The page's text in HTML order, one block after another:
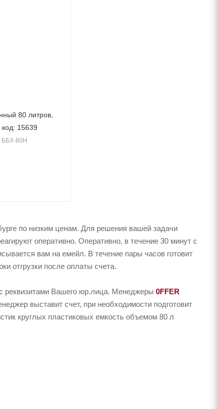
80 литров,
15639
ББХ-80Н
по низким ценам. Для решения вашей задачи
оперативно. Оперативно, в течение 30 минут с
вам на емейл. В течение пары часов готовит
отгрузки после оплаты счета.
реквизитами Вашего юр.лица. Менеджеры 0FFER
выставит счет, при необходимости подготовит
круглых пластиковых емкость объемом 80 л